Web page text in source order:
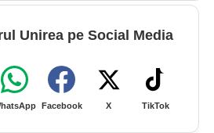
Unirea pe Social Media
Facebook X TikTok